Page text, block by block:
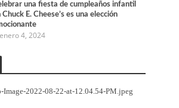
una fiesta de cumpleaños infantil
Chuck E. Cheese’s es una elección
enero 4, 2024